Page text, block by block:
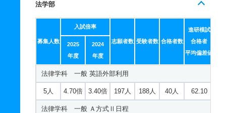
法学部
募集人数
入試倍率
志願者数 受験者数 合格者数
進研模試
合格者
平均偏差値
2025
年度
2024
年度
法律学科 一般 英語外部利用
5人 4.70倍 3.40倍 197人 188人 40人 62.10
法律学科 一般 Ａ方式Ⅱ日程